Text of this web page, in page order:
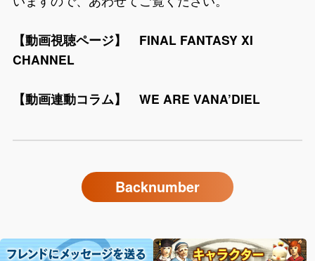
【動画視聴ページ】 FINAL FANTASY XI
CHANNEL
【動画連動コラム】 WE ARE VANA’DIEL
Backnumber